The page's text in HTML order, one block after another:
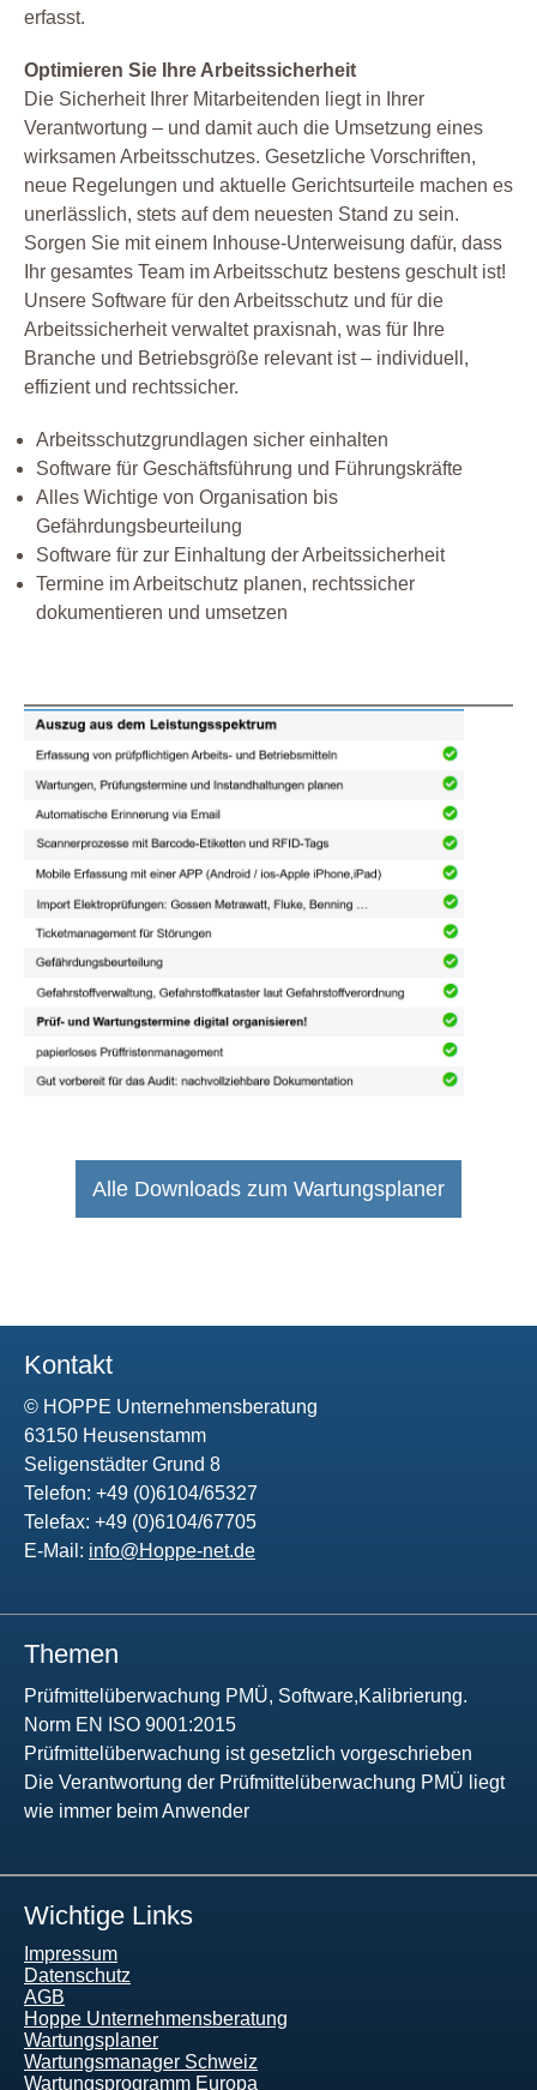
erfasst.
Optimieren Sie Ihre Arbeitssicherheit
Die Sicherheit Ihrer Mitarbeitenden liegt in Ihrer
Verantwortung – und damit auch die Umsetzung eines
wirksamen Arbeitsschutzes. Gesetzliche Vorschriften,
neue Regelungen und aktuelle Gerichtsurteile machen es
unerlässlich, stets auf dem neuesten Stand zu sein.
Sorgen Sie mit einem Inhouse-Unterweisung dafür, dass
Ihr gesamtes Team im Arbeitsschutz bestens geschult ist!
Unsere Software für den Arbeitsschutz und für die
Arbeitssicherheit verwaltet praxisnah, was für Ihre
Branche und Betriebsgröße relevant ist – individuell,
effizient und rechtssicher.
Arbeitsschutzgrundlagen sicher einhalten
Software für Geschäftsführung und Führungskräfte
Alles Wichtige von Organisation bis
Gefährdungsbeurteilung
Software für zur Einhaltung der Arbeitssicherheit
Termine im Arbeitschutz planen, rechtssicher
dokumentieren und umsetzen
Alle Downloads zum Wartungsplaner
Kontakt
© HOPPE Unternehmensberatung
63150 Heusenstamm
Seligenstädter Grund 8
Telefon: +49 (0)6104/65327
Telefax: +49 (0)6104/67705
E-Mail: info@Hoppe-net.de
Themen
Prüfmittelüberwachung PMÜ, Software,Kalibrierung.
Norm EN ISO 9001:2015
Prüfmittelüberwachung ist gesetzlich vorgeschrieben
Die Verantwortung der Prüfmittelüberwachung PMÜ liegt
wie immer beim Anwender
Wichtige Links
Impressum
Datenschutz
AGB
Hoppe Unternehmensberatung
Wartungsplaner
Wartungsmanager Schweiz
Wartungsprogramm Europa